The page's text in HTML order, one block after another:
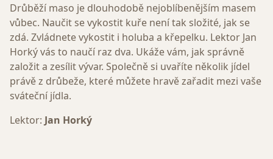
Drůběží maso je dlouhodobě nejoblíbenějším masem
vůbec. Naučit se vykostit kuře není tak složité, jak se
zdá. Zvládnete vykostit i holuba a křepelku. Lektor Jan
Horký vás to naučí raz dva. Ukáže vám, jak správně
založit a zesílit vývar. Společně si uvaříte několik jídel
právě z drůbeže, které můžete hravě zařadit mezi vaše
sváteční jídla.
Lektor: Jan Horký